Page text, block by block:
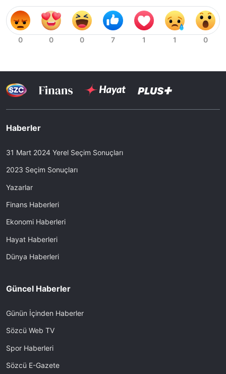
Haberler
31 Mart 2024 Yerel Seçim Sonuçları
2023 Seçim Sonuçları
Yazarlar
Finans Haberleri
Ekonomi Haberleri
Hayat Haberleri
Dünya Haberleri
Güncel Haberler
Günün İçinden Haberler
Sözcü Web TV
Spor Haberleri
Sözcü E-Gazete